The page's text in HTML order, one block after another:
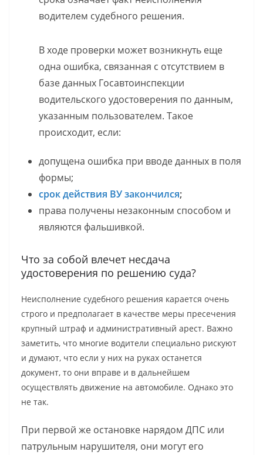
водителем судебного решения.
В ходе проверки может возникнуть еще
одна ошибка, связанная с отсутствием в
базе данных Госавтоинспекции
водительского удостоверения по данным,
указанным пользователем. Такое
происходит, если:
допущена ошибка при вводе данных в поля
формы;
срок действия ВУ закончился;
права получены незаконным способом и
являются фальшивкой.
Что за собой влечет несдача
удостоверения по решению суда?
Неисполнение судебного решения карается очень
строго и предполагает в качестве меры пресечения
крупный штраф и административный арест. Важно
заметить, что многие водители специально рискуют
и думают, что если у них на руках останется
документ, то они вправе и в дальнейшем
осуществлять движение на автомобиле. Однако это
не так.
При первой же остановке нарядом ДПС или
патрульным нарушителя, они могут его